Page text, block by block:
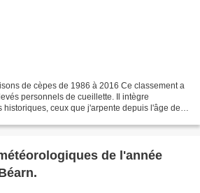
de cèpes de 1986 à 2016 Ce classement a
personnels de cueillette. Il intègre
historiques, ceux que j'arpente depuis l'âge de 5
de l'année